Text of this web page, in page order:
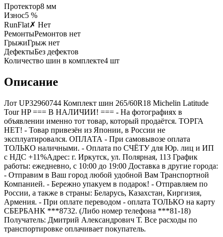
Протектор8 мм
Износ5 %
RunFlat✗ Нет
РемонтыРемонтов нет
ГрыжиГрыж нет
ДефектыБез дефектов
Количество шин в комплекте4 шт
Описание
Лот UP32960744 Комплект шин 265/60R18 Michelin Latitude
Tour HP === B НАЛИЧИИ! === - На фотографиях в
объявлении именно тот товар, который продаётся. ТОРГА
НЕТ! - Товар привезён из Японии, в России не
эксплуатировался. ОПЛАТА - При самовывозе оплата
ТОЛЬКО наличными. - Оплата по СЧЁТУ для Юр. лиц и ИП
с НДС +11%Адрес: г. Иркутск, ул. Полярная, 113 График
работы: ежедневно, с 10:00 до 19:00 Доставка в другие города:
- Отправим в Ваш город любой удобной Вам Транспортной
Компанией. - Бережно упакуем в подарок! - Отправляем по
России, а также в страны: Беларусь, Казахстан, Киргизия,
Армения. - При оплате переводом - оплата ТОЛЬКО на карту
СБЕРБАНК ***8732. (Либо номер телефона ***81-18)
Получатель: Дмитрий Александрович Т. Все расходы по
транспортировке оплачивает покупатель.